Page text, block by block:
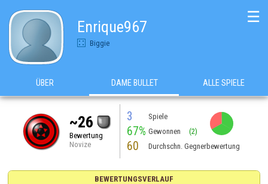
Enrique967
Biggie
☰
ÜBER DAME BULLET ALLE SPIELE
~26
Bewertung
Novize
3 Spiele
67% Gewonnen (2)
60 Durchschn. Gegnerbewertung
BEWERTUNGSVERLAUF